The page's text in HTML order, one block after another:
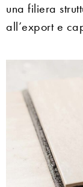
una filiera
all’export e